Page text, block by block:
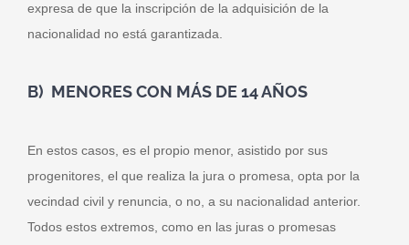
expresa de que la inscripción de la adquisición de la
nacionalidad no está garantizada.
B) MENORES CON MÁS DE 14 AÑOS
En estos casos, es el propio menor, asistido por sus
progenitores, el que realiza la jura o promesa, opta por la
vecindad civil y renuncia, o no, a su nacionalidad anterior.
Todos estos extremos, como en las juras o promesas